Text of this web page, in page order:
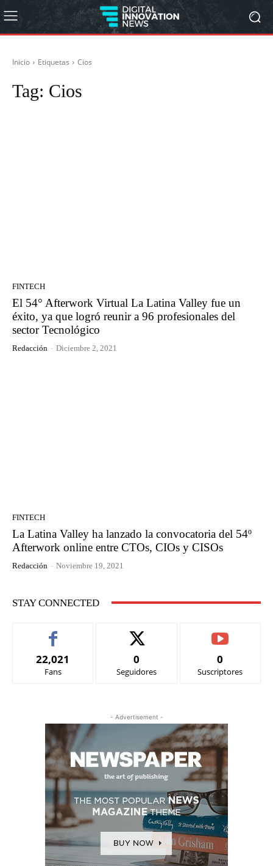
Inicio Etiquetas Cios
Tag: Cios
FINTECH
El 54° Afterwork Virtual La Latina Valley fue un
éxito, ya que logró reunir a 96 profesionales del
sector Tecnológico
Redacción - Diciembre 2, 2021
FINTECH
La Latina Valley ha lanzado la convocatoria del 54º
Afterwork online entre CTOs, CIOs y CISOs
Redacción - Noviembre 19, 2021
STAY CONNECTED
22,021
Fans
0
Seguidores
0
Suscriptores
- Advertisement -